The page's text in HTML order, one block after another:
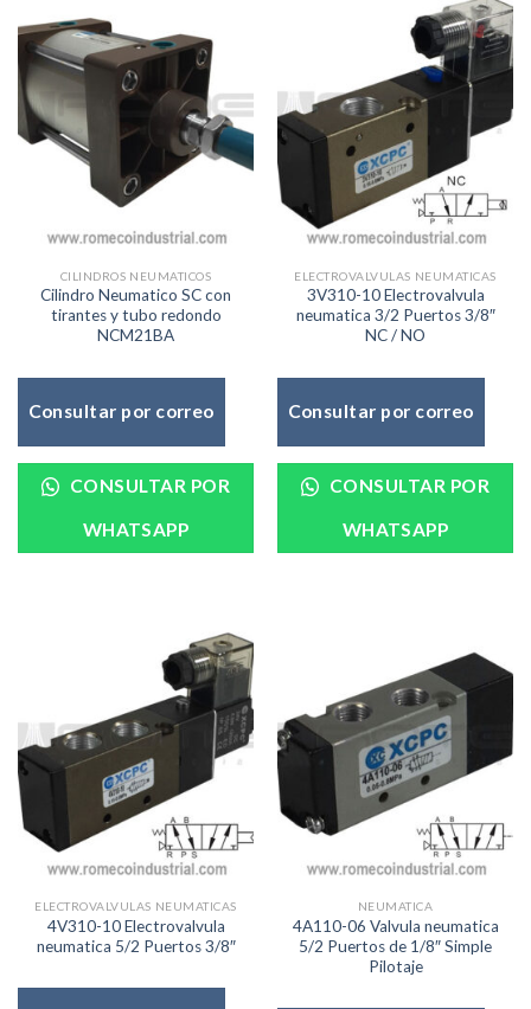
CILINDROS NEUMATICOS
Cilindro Neumatico SC con
tirantes y tubo redondo
NCM21BA
Consultar por correo
CONSULTAR POR
WHATSAPP
ELECTROVALVULAS NEUMATICAS
3V310-10 Electrovalvula
neumatica 3/2 Puertos 3/8″
NC / NO
Consultar por correo
CONSULTAR POR
WHATSAPP
ELECTROVALVULAS NEUMATICAS
4V310-10 Electrovalvula
neumatica 5/2 Puertos 3/8″
NEUMATICA
4A110-06 Valvula neumatica
5/2 Puertos de 1/8″ Simple
Pilotaje